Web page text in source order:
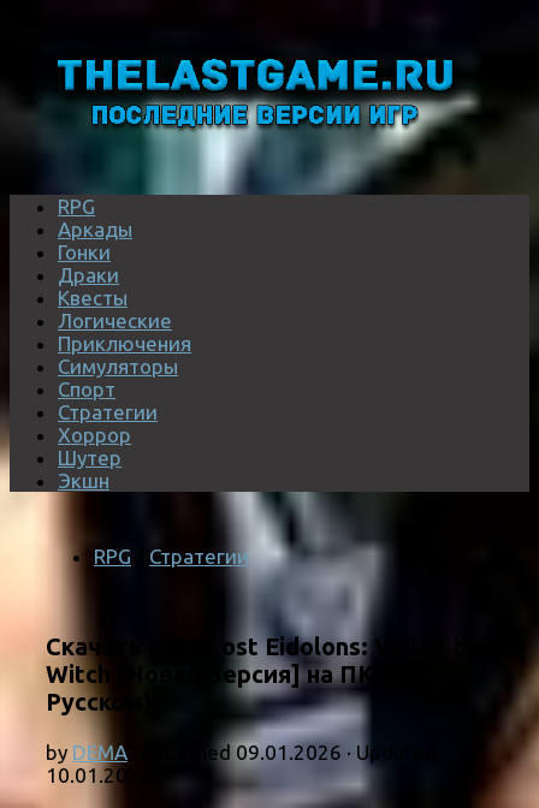
RPG
Аркады
Гонки
Драки
Квесты
Логические
Приключения
Симуляторы
Спорт
Стратегии
Хоррор
Шутер
Экшн
RPG Стратегии
Скачать игру Lost Eidolons: Veil of the
Witch [Новая Версия] на ПК (на
Русском)
by DEMA · Published 09.01.2026 · Updated
10.01.2026